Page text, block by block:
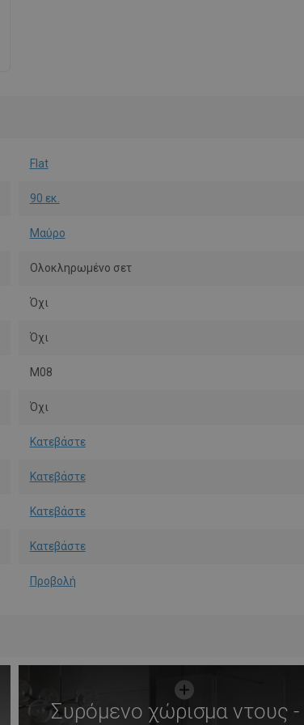
Flat
90 εκ.
Μαύρο
Ολοκληρωμένο σετ
Όχι
Όχι
M08
Όχι
Κατεβάστε
Κατεβάστε
Κατεβάστε
Κατεβάστε
Προβολή
Συρόμενο χώρισμα ντους -